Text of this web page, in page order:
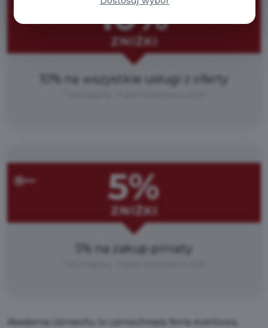
10%
ZNIŻKI
10% na wszystkie usługi z oferty
5%
ZNIŻKI
5% na zakup piniaty
Akademia Uśmiechu to uśmiechnięta firma eventowa,